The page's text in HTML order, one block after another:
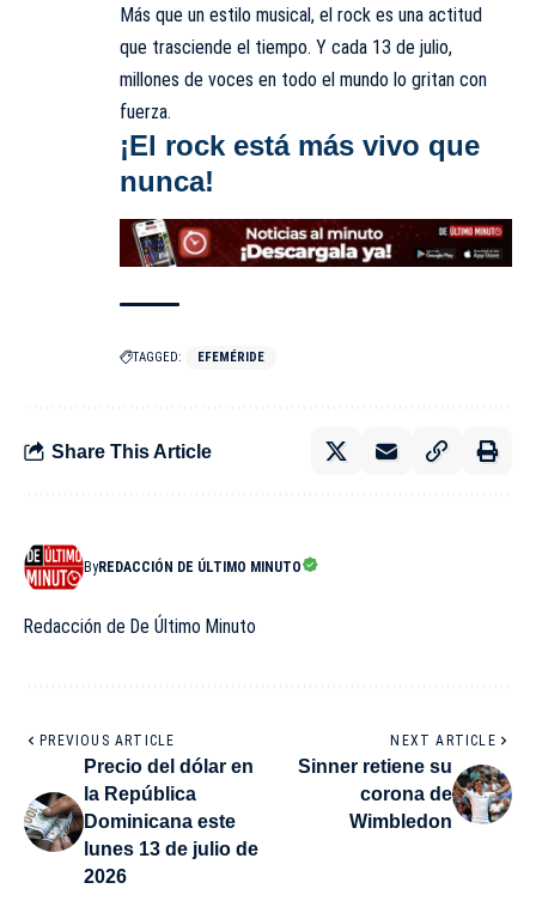
Más que un estilo musical, el rock es una actitud
que trasciende el tiempo. Y cada 13 de julio,
millones de voces en todo el mundo lo gritan con
fuerza.
¡El rock está más vivo que
nunca!
TAGGED: EFEMÉRIDE
Share This Article
ByREDACCIÓN DE ÚLTIMO MINUTO
Redacción de De Último Minuto
PREVIOUS ARTICLE
Precio del dólar en
la República
Dominicana este
lunes 13 de julio de
2026
NEXT ARTICLE
Sinner retiene su
corona de
Wimbledon